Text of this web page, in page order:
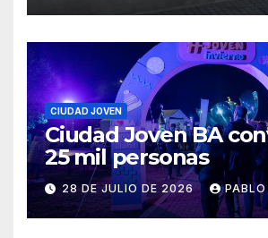
CIUDAD JOVEN
Ciudad Joven BA
25 mil personas
28 DE JULIO DE 2026